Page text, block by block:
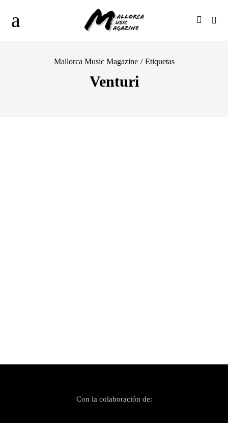
Mallorca Music Magazine / Etiquetas
Venturi
Con la colaboración de: